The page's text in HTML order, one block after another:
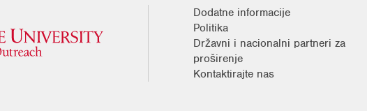
Dodatne informacije
Politika
Državni i nacionalni partneri za
proširenje
Kontaktirajte nas